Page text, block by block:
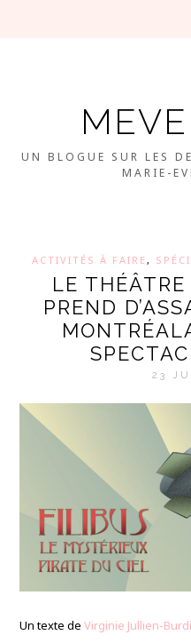
UN BLOGUE SUR LES
MARIE-
ACTIVITÉS À FAIRE,
LE
PREND
23
Un texte deVirginie Jullien-